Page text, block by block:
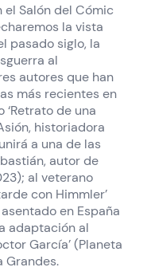
el Salón del Cómic
la vista
pasado siglo, la
al
autores que han
más recientes en
de una
historiadora
a una de las
autor de
al veterano
con Himmler’
en España
adaptación al
García’ (Planeta
Grandes.